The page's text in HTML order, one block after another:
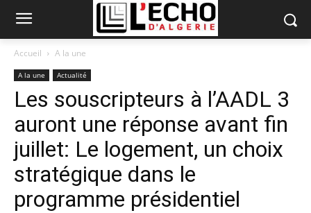
Accueil A la une
A la une Actualité
Les souscripteurs à l’AADL 3
auront une réponse avant fin
juillet: Le logement, un choix
stratégique dans le
programme présidentiel